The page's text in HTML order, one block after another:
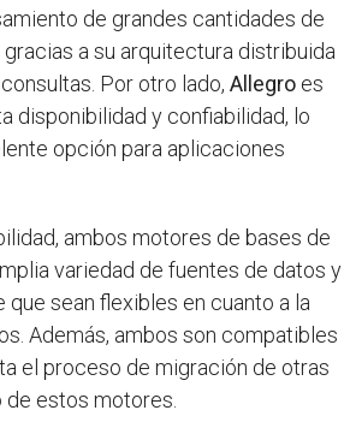
de grandes cantidades de
a su arquitectura distribuida
Por otro lado, Allegro es
disponibilidad y confiabilidad, lo
opción para aplicaciones
ambos motores de bases de
variedad de fuentes de datos y
que sean flexibles en cuanto a la
Además, ambos son compatibles
el proceso de migración de otras
de estos motores.